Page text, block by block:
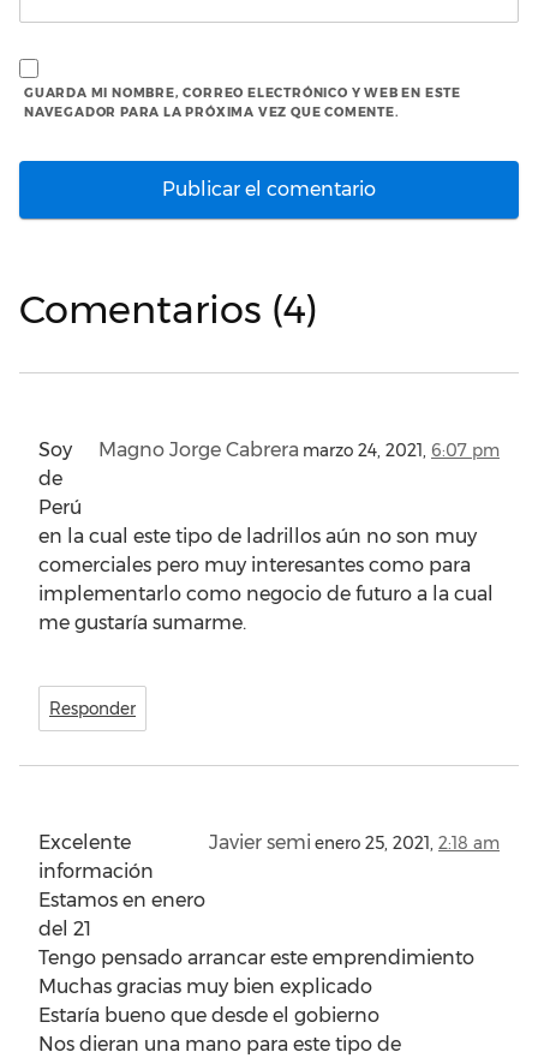
GUARDA MI NOMBRE, CORREO ELECTRÓNICO Y WEB EN ESTE
NAVEGADOR PARA LA PRÓXIMA VEZ QUE COMENTE.
Comentarios (4)
Magno Jorge Cabrera marzo 24, 2021, 6:07 pm
Soy
de
Perú
en la cual este tipo de ladrillos aún no son muy
comerciales pero muy interesantes como para
implementarlo como negocio de futuro a la cual
me gustaría sumarme.
Responder
Javier semi enero 25, 2021, 2:18 am
Excelente
información
Estamos en enero
del 21
Tengo pensado arrancar este emprendimiento
Muchas gracias muy bien explicado
Estaría bueno que desde el gobierno
Nos dieran una mano para este tipo de